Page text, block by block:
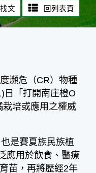
文 回列表頁
瀕危（CR）物種
日「打開南庄橙O
培或應用之權威
是賽夏族民族植
應用於飲食、醫療
苗，再將歷經2年